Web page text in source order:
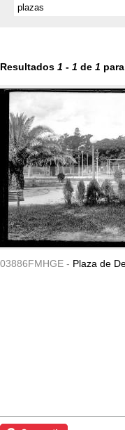
Resultados 1 - 1 de 1 para
03886FMHGE - Plaza de